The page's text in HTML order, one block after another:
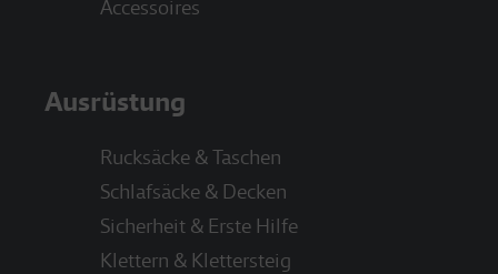
Accessoires
Ausrüstung
Rucksäcke & Taschen
Schlafsäcke & Decken
Sicherheit & Erste Hilfe
Klettern & Klettersteig